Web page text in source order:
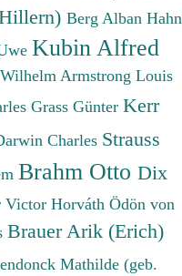
Berg Alban Hahn
Kubin Alfred
Armstrong Louis
Grass Günter Kerr
Charles Strauss
Brahm Otto Dix
Victor Horváth Ödön von
Brauer Arik (Erich)
Mathilde (geb.